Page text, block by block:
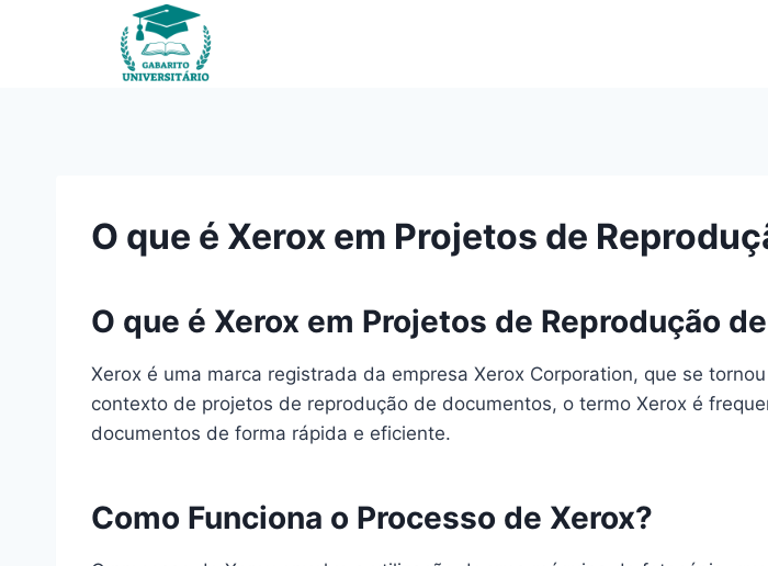
O que é Xerox em Projetos de
O que é Xerox em Projetos de Reprodução
Xerox é uma marca registrada da empresa Xerox Corporation, que se
contexto de projetos de reprodução de documentos, o termo Xerox é
documentos de forma rápida e eficiente.
Como Funciona o Processo de Xerox?